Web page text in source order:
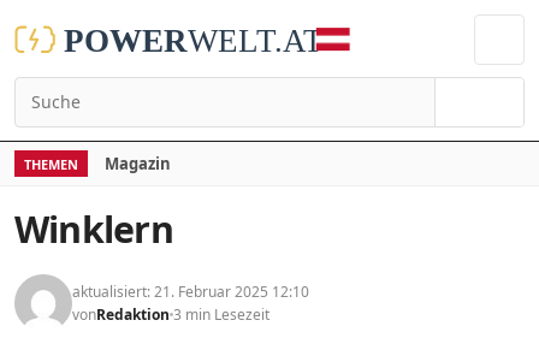
THEMEN Magazin
Winklern
aktualisiert: 21. Februar 2025 12:10
vonRedaktion 3 min Lesezeit